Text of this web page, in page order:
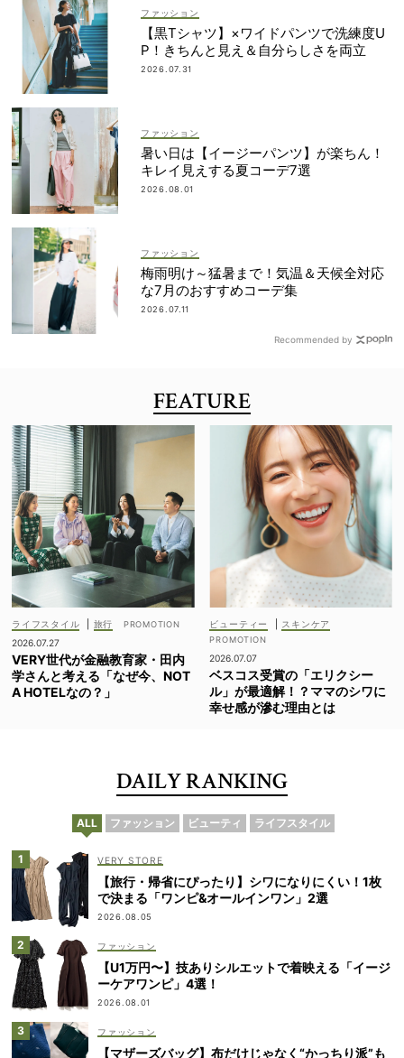
ファッション
【黒Tシャツ】×ワイドパンツで洗練度U
P！きちんと見え＆自分らしさを両立
2026.07.31
ファッション
暑い日は【イージーパンツ】が楽ちん！
キレイ見えする夏コーデ7選
2026.08.01
ファッション
梅雨明け～猛暑まで！気温＆天候全対応
な7月のおすすめコーデ集
2026.07.11
Recommended by
FEATURE
ライフスタイル
旅行
2026.07.27
VERY世代が金融教育家・田内
学さんと考える「なぜ今、NOT
A HOTELなの？」
ビューティー スキンケア
2026.07.07
ベスコス受賞の「エリクシー
ル」が最適解！？ママのシワに
幸せ感が滲む理由とは
DAILY RANKING
ALL ファッション ビューティ ライフスタイル
VERY STORE
【旅行・帰省にぴったり】シワになりにくい！1枚
で決まる「ワンピ&オールインワン」2選
2026.08.05
ファッション
【U1万円〜】技ありシルエットで着映える「イージ
ーケアワンピ」4選！
2026.08.01
ファッション
【マザーズバッグ】布だけじゃなく“かっちり派”も